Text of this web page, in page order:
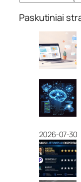
Paskutiniai
2026-07-30